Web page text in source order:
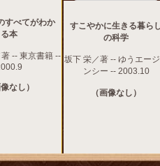
すべてがわか
る本
-- 東京書籍 --
像なし）
すこやかに生きる暮ら
の科学
坂下 栄／著 -- ゆうエー
ンシー -- 2003.10
（画像なし）